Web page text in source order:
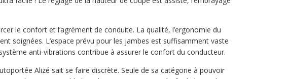
le confort et l’agrément de conduite. La qualité, l’ergonomie du
soignées. L’espace prévu pour les jambes est suffisamment vaste
anti-vibrations contribue à assurer le confort du conducteur.
Alizé sait se faire discrète. Seule de sa catégorie à pouvoir